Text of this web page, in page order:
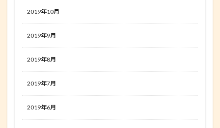
2019年10月
2019年9月
2019年8月
2019年7月
2019年6月